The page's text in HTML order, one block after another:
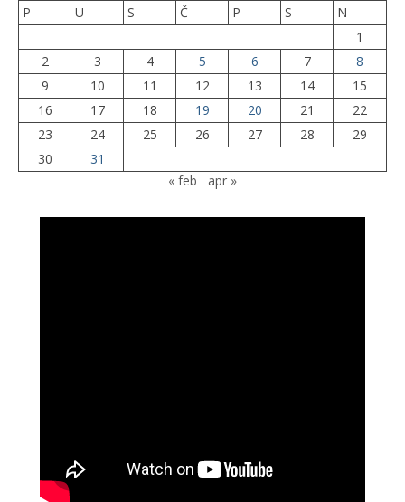
P
U S Č P S
N
1
2
3 4 5 6 7
8
9
10 11 12 13 14
15
16
17 18 19 20 21
22
23
24 25 26 27 28
29
30
31
« feb
apr »